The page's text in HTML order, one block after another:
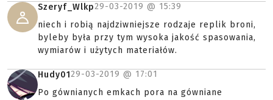
Szeryf_Wlkp29-03-2019 @ 15:39
niech i robią najdziwniejsze rodzaje replik broni,
byleby była przy tym wysoka jakość spasowania,
wymiarów i użytych materiałów.
Hudy0129-03-2019 @ 17:01
Po gównianych emkach pora na gówniane